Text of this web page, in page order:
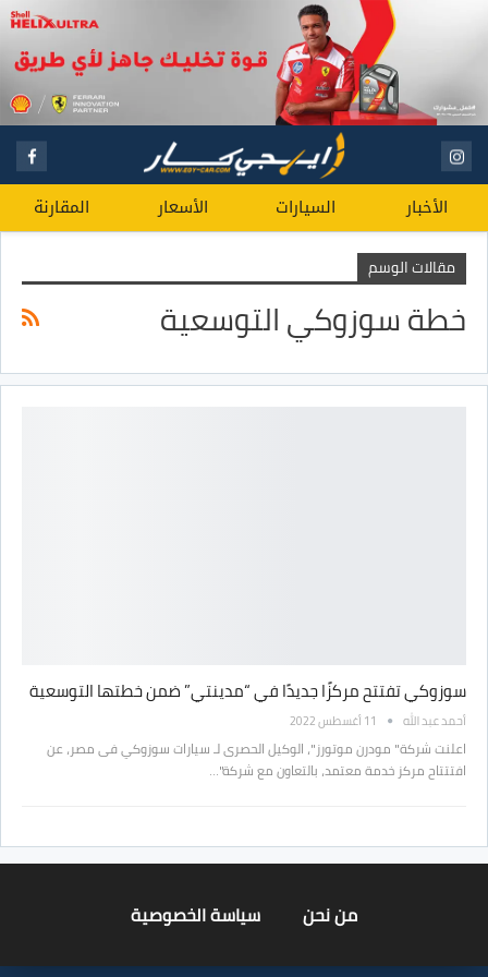
الأخبار السيارات الأسعار المقارنة
مقالات الوسم
خطة سوزوكي التوسعية
سوزوكي تفتتح مركزًا جديدًا في “مدينتي” ضمن خطتها التوسعية
أحمد عبد الله 11 أغسطس 2022
اعلنت شركة" مودرن موتورز"، الوكيل الحصرى لـ سيارات سوزوكي فى مصر، عن
افتتتاح مركز خدمة معتمد، بالتعاون مع شركة"…
من نحن سياسة الخصوصية